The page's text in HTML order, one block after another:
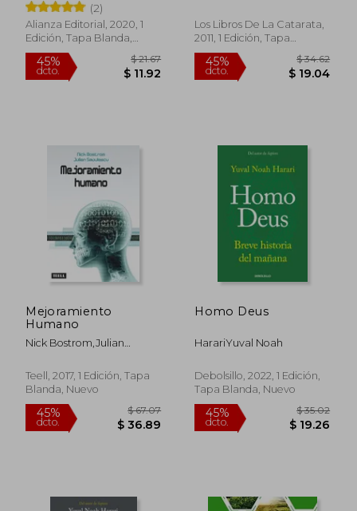
(2)
Alianza Editorial, 2020, 1
Edición, Tapa Blanda,
Nuevo
Los Libros De La Catarata,
2011, 1 Edición, Tapa
Blanda, Nuevo
45%
dcto.
Mejoramiento
Humano
Nick Bostrom,Julian
Teell, 2017, 1 Edición, Tapa
Blanda, Nuevo
Homo Deus
HarariYuval Noah
Debolsillo, 2022, 1 Edición,
Tapa Blanda, Nuevo